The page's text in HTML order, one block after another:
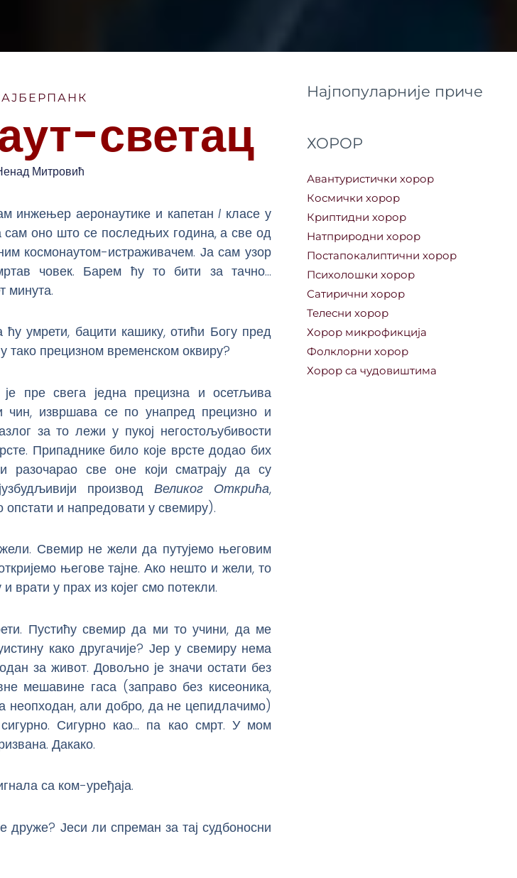
светац
Митровић
инжењер аеронаутике и капетанI класе у
сам оно што се последњих година, а све од
космонаутом-истраживачем. Ја сам узор
човек. Барем ћу то бити за тачно…
минута.
умрети, бацити кашику, отићи Богу пред
тако прецизном временском оквиру?
пре свега једна прецизна и осетљива
чин, извршава се по унапред прецизно и
за то лежи у пукој негостољубивости
Припаднике било које врсте додао бих
разочарао све оне који сматрају да су
производ Великог Открића,
и напредовати у свемиру).
Свемир не жели да путујемо његовим
његове тајне. Ако нешто и жели, то
врати у прах из којег смо потекли.
Пустићу свемир да ми то учини, да ме
како другачије? Јер у свемиру нема
за живот. Довољно је значи остати без
мешавине гаса (заправо без кисеоника,
неопходан, али добро, да не цепидлачимо)
Сигурно као… па као смрт. У мом
Дакако.
са ком-уређаја.
друже? Јеси ли спреман за тај судбоносни
Најпопуларније приче
ХОРОР
Авантуристички хорор
Космички хорор
Криптидни хорор
Натприродни хорор
Постапокалиптични хорор
Психолошки хорор
Сатирични хорор
Телесни хорор
Хорор микрофикција
Фолклорни хорор
Хорор са чудовиштима